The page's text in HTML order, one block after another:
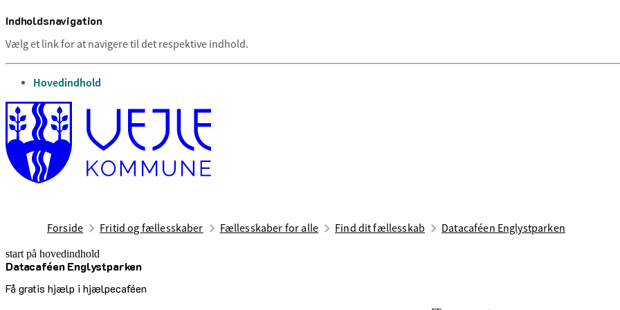
Indholdsnavigation
Vælg et link for at navigere til det respektive indhold.
gå til
Hovedindhold
Forside Fritid og fællesskaber Fællesskaber for alle Find dit fællesskab Datacaféen Englystparken
start på hovedindhold
Datacaféen Englystparken
Få gratis hjælp i hjælpecaféen
senest opdateret 27. juli 2026